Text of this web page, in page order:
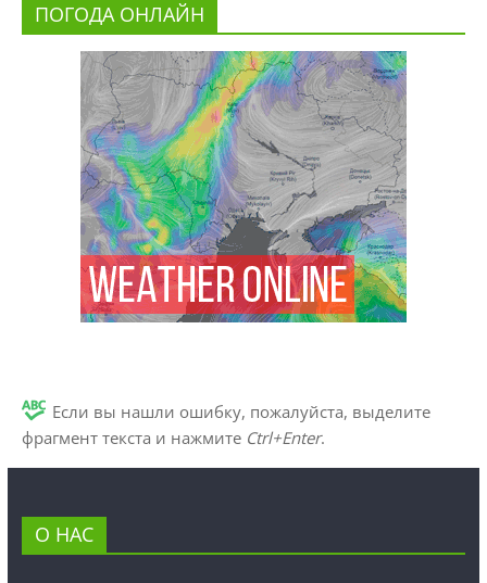
ПОГОДА ОНЛАЙН
Если вы нашли ошибку, пожалуйста, выделите
фрагмент текста и нажмите Ctrl+Enter.
О НАС